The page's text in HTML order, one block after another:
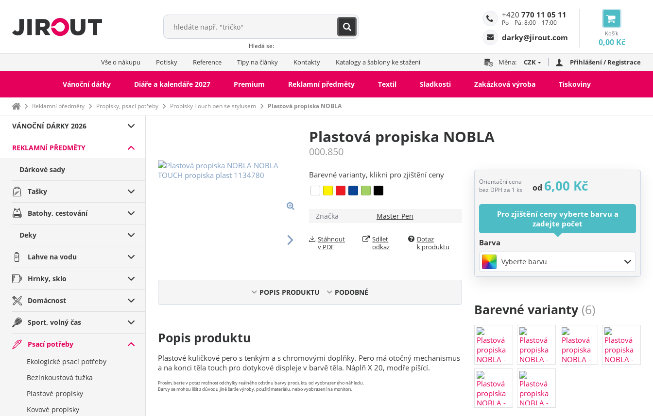
Košík
0,00 Kč
+420 770 11 05 11
Po – Pá: 8:00 – 17:00
darky@jirout.com
Hledá se:
Vše o nákupu Potisky Reference Tipy na články Kontakty Katalogy a šablony ke stažení Měna: CZK Přihlášení / Registrace
Vánoční dárky Diáře a kalendáře 2027 Premium Reklamní předměty Textil Sladkosti Zakázková výroba Tiskoviny
Domů Reklamní předměty Propisky, psací potřeby Propisky Touch pen se stylusem Plastová propiska NOBLA
VÁNOČNÍ DÁRKY 2026
REKLAMNÍ PŘEDMĚTY
Dárkové sady
Tašky
Batohy, cestování
Deky
Lahve na vodu
Hrnky, sklo
Domácnost
Sport, volný čas
Psací potřeby
Ekologické psací potřeby
Bezinkoustová tužka
Plastové propisky
Kovové propisky
Plastová propiska NOBLA
000.850
Barevné varianty, klikni pro zjištění ceny
Orientační cena
bez DPH za 1 ks
od 6,00 Kč
Pro zjištění ceny vyberte barvu a
zadejte počet
Barva
Vyberte barvu
Značka Master Pen
Stáhnout
v PDF
Sdílet
odkaz
Dotaz
k produktu
POPIS PRODUKTU PODOBNÉ
Popis produktu
Plastové kuličkové pero s tenkým a s chromovými doplňky. Pero má otočný mechanismus
a na konci těla touch pro dotykové displeje v barvě těla. Náplň X 20, modře píšící.
Prosím, berte v potaz možnost odchylky reálného odstínu barvy produktu od vyobrazeného náhledu.
Barvy se mohou lišit z důvodu jiné šarže výroby, použití materiálu, nebo vyobrazení na monitoru
Barevné varianty (6)